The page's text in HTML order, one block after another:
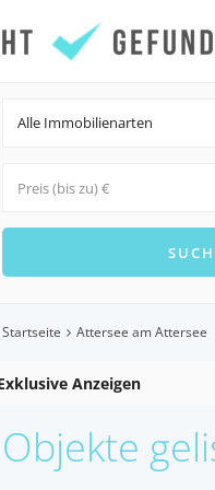
Alle Immobilienarten
Startseite Attersee am Attersee
Anzeigen
Objekte